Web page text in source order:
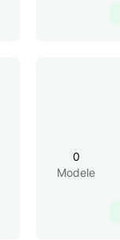
0
Modele